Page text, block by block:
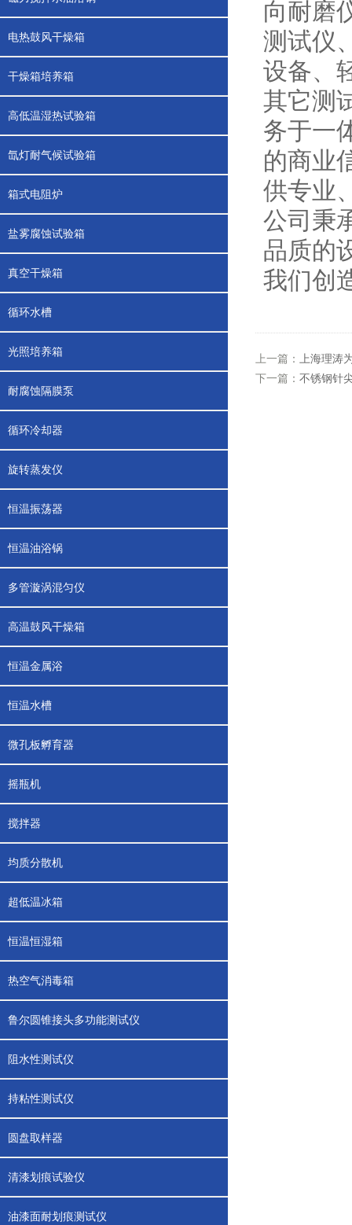
电热鼓风干燥箱
干燥箱培养箱
高低温湿热试验箱
氙灯耐气候试验箱
箱式电阻炉
盐雾腐蚀试验箱
真空干燥箱
循环水槽
光照培养箱
耐腐蚀隔膜泵
循环冷却器
旋转蒸发仪
恒温振荡器
恒温油浴锅
多管漩涡混匀仪
高温鼓风干燥箱
恒温金属浴
恒温水槽
微孔板孵育器
摇瓶机
搅拌器
均质分散机
超低温冰箱
恒温恒湿箱
热空气消毒箱
鲁尔圆锥接头多功能测试仪
阻水性测试仪
持粘性测试仪
圆盘取样器
清漆划痕试验仪
油漆面耐划痕测试仪
向耐磨
测试仪
设备、
其它测
务于一
的商业
供专业
公司秉
品质的
我们创
上一篇：
上海理涛
下一篇： 不锈钢针